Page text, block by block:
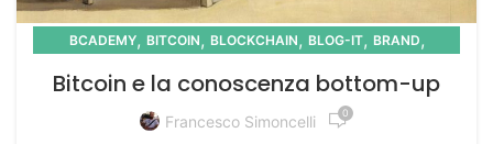
BCADEMY, BITCOIN, BLOCKCHAIN, BLOG-IT, BRAND,
Bitcoin e la conoscenza bottom-up
Francesco Simoncelli 0